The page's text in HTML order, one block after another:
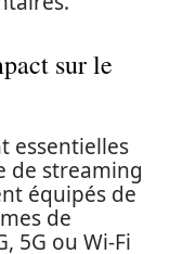
sur le
essentielles
de streaming
équipés de
de
5G ou Wi-Fi